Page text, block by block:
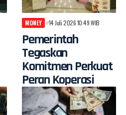
MONEY 14 Juli 2026 10:49 WIB
Pemerintah
Tegaskan
Komitmen Perkuat
Peran Koperasi